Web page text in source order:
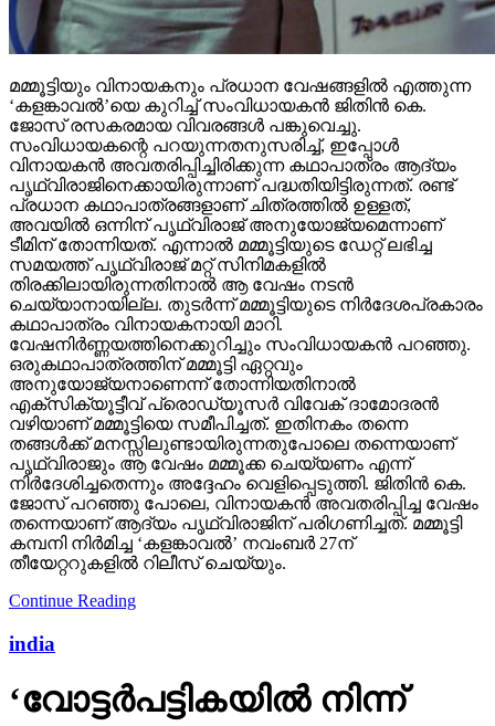
മമ്മൂട്ടിയും വിനായകനും പ്രധാന വേഷങ്ങളില്‍ എത്തുന്ന
‘കളങ്കാവല്‍’യെ കുറിച്ച് സംവിധായകന്‍ ജിതിന്‍ കെ.
ജോസ് രസകരമായ വിവരങ്ങള്‍ പങ്കുവെച്ചു.
വിനായകന്‍ അവതരിപ്പിച്ചിരിക്കുന്ന കഥാപാത്രം ആദ്യം
പൃഥ്വിരാജിനെക്കായിരുന്നാണ് പദ്ധതിയിട്ടിരുന്നത്. രണ്ട്
പ്രധാന കഥാപാത്രങ്ങളാണ് ചിത്രത്തില്‍ ഉള്ളത്,
അവയില്‍ ഒന്നിന് പൃഥ്വിരാജ് അനുയോജ്യമെന്നാണ്
ടീമിന് തോന്നിയത്. എന്നാല്‍ മമ്മൂട്ടിയുടെ ഡേറ്റ് ലഭിച്ച
സമയത്ത് പൃഥ്വിരാജ് മറ്റ് സിനിമകളില്‍
തിരക്കിലായിരുന്നതിനാല്‍ ആ വേഷം നടന്‍
ചെയ്യാനായില്ല. തുടര്‍ന്ന് മമ്മൂട്ടിയുടെ നിര്‍ദേശപ്രകാരം
കഥാപാത്രം വിനായകനായി മാറി.
വേഷനിര്‍ണ്ണയത്തിനെക്കുറിച്ചും സംവിധായകന്‍ പറഞ്ഞു.
ഒരുകഥാപാത്രത്തിന് മമ്മൂട്ടി ഏറ്റവും
അനുയോജ്യനാണെന്ന് തോന്നിയതിനാല്‍
എക്‌സിക്യൂട്ടീവ് പ്രൊഡ്യൂസര്‍ വിവേക് ദാമോദരന്‍
വഴിയാണ് മമ്മൂട്ടിയെ സമീപിച്ചത്. ഇതിനകം തന്നെ
തങ്ങള്‍ക്ക് മനസ്സിലുണ്ടായിരുന്നതുപോലെ തന്നെയാണ്
പൃഥ്വിരാജും ആ വേഷം മമ്മൂക്ക ചെയ്യണം എന്ന്
നിര്‍ദേശിച്ചതെന്നും അദ്ദേഹം വെളിപ്പെടുത്തി. ജിതിന്‍ കെ.
ജോസ് പറഞ്ഞു പോലെ, വിനായകന്‍ അവതരിപ്പിച്ച വേഷം
തന്നെയാണ് ആദ്യം പൃഥ്വിരാജിന് പരിഗണിച്ചത്. മമ്മൂട്ടി
കമ്പനി നിര്‍മിച്ച ‘കളങ്കാവല്‍’ നവംബര്‍ 27ന്
തീയേറ്ററുകളില്‍ റിലീസ് ചെയ്യും.
Continue Reading
india
‘വോട്ടര്‍പട്ടികയില്‍ നിന്ന്
എങ്ങെനെ ആളുകളെ
പുറത്താക്കാം എന്ന